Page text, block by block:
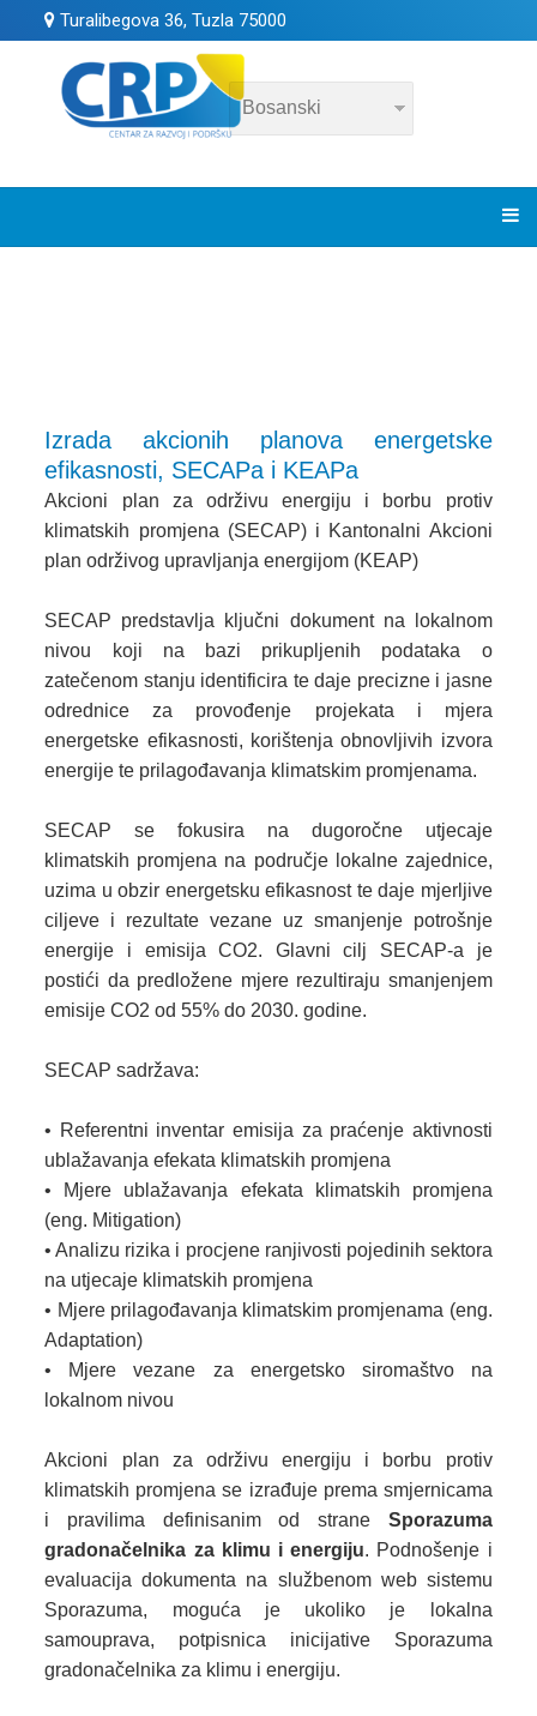
Turalibegova 36, Tuzla 75000
Izrada akcionih planova energetske
efikasnosti, SECAPa i KEAPa
Akcioni plan za održivu energiju i borbu protiv
klimatskih promjena (SECAP) i Kantonalni Akcioni
plan održivog upravljanja energijom (KEAP)
SECAP predstavlja ključni dokument na lokalnom
nivou koji na bazi prikupljenih podataka o
zatečenom stanju identificira te daje precizne i jasne
odrednice za provođenje projekata i mjera
energetske efikasnosti, korištenja obnovljivih izvora
energije te prilagođavanja klimatskim promjenama.
SECAP se fokusira na dugoročne utjecaje
klimatskih promjena na područje lokalne zajednice,
uzima u obzir energetsku efikasnost te daje mjerljive
ciljeve i rezultate vezane uz smanjenje potrošnje
energije i emisija CO2. Glavni cilj SECAP-a je
postići da predložene mjere rezultiraju smanjenjem
emisije CO2 od 55% do 2030. godine.
SECAP sadržava:
• Referentni inventar emisija za praćenje aktivnosti
ublažavanja efekata klimatskih promjena
• Mjere ublažavanja efekata klimatskih promjena
(eng. Mitigation)
• Analizu rizika i procjene ranjivosti pojedinih sektora
na utjecaje klimatskih promjena
• Mjere prilagođavanja klimatskim promjenama (eng.
Adaptation)
• Mjere vezane za energetsko siromaštvo na
lokalnom nivou
Akcioni plan za održivu energiju i borbu protiv
klimatskih promjena se izrađuje prema smjernicama
i pravilima definisanim od strane Sporazuma
gradonačelnika za klimu i energiju. Podnošenje i
evaluacija dokumenta na službenom web sistemu
Sporazuma, moguća je ukoliko je lokalna
samouprava, potpisnica inicijative Sporazuma
gradonačelnika za klimu i energiju.